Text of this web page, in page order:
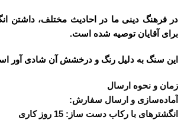
در فرهنگ‌ دینی‌ ما در احادیث‌ مختلف،‌ داشتن‌
برای‌ آقایان‌ توصیه‌ شده‌ است.
این‌ سنگ‌ به‌ دلیل‌ رنگ‌ و درخشش‌ آن‌ شادی ‌آور
زمان و نحوه ارسال
آماده‌سازی و ارسال سفارش:
انگشترهای با رکاب دست ساز: 15 روز کاری